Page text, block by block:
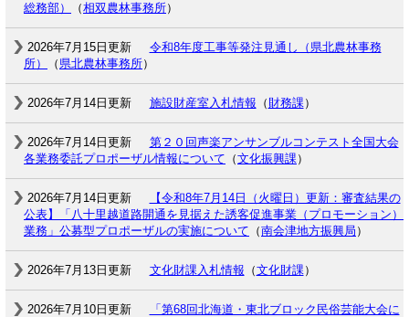
総務部）
（相双農林事務所）
2026年7月15日更新
令和8年度工事等発注見通し（県北農林事務
所）
（ 県北農林事務所）
2026年7月14日更新 施設財産室入札情報 （ 財務課）
2026年7月14日更新
第２０回声楽アンサンブルコンテスト全国大会
各業務委託プロポーザル情報について （文化振興課）
2026年7月14日更新
【令和8年7月14日（火曜日）更新：審査結果の
公表】「八十里越道路開通を見据えた誘客促進事業（プロモーション）
業務」公募型プロポーザルの実施について （南会津地方振興局 ）
2026年7月13日更新 文化財課入札情報 （文化財課）
2026年7月10日更新
「第68回北海道・東北ブロック民俗芸能大会に